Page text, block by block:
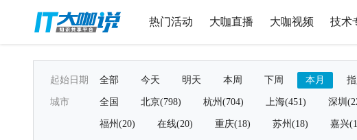
热门活动 大咖直播 大咖视频 技术
起始日期 全部 今天 明天 本周 下周 本月
城市 全国 北京(798) 杭州(704) 上海(451) 深圳
福州(20) 在线(20) 重庆(18) 苏州(18) 嘉兴